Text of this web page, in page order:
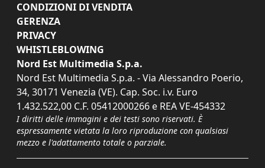
CONDIZIONI DI VENDITA
GERENZA
PRIVACY
WHISTLEBLOWING
Nord Est Multimedia S.p.a.
Nord Est Multimedia S.p.a. - Via Alessandro Poerio,
34, 30171 Venezia (VE). Cap. Soc. i.v. Euro
1.432.522,00 C.F. 05412000266 e REA VE-454332
I diritti delle immagini e dei testi sono riservati. È
espressamente vietata la loro riproduzione con qualsiasi
mezzo e l'adattamento totale o parziale.